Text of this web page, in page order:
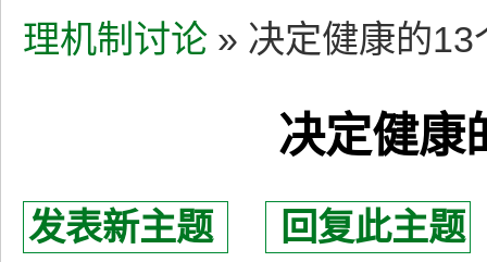
理机制讨论 » 决定健康的13
决定健康
发表新主题 回复此主题